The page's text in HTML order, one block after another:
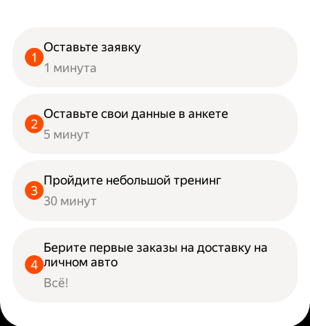
Оставьте заявку
1 минута
Оставьте свои данные в анкете
5 минут
Пройдите небольшой тренинг
30 минут
Берите первые заказы на доставку на
личном авто
Всё!